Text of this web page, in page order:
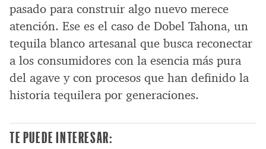
pasado para construir algo nuevo merece
atención. Ese es el caso de Dobel Tahona, un
tequila blanco artesanal que busca reconectar
a los consumidores con la esencia más pura
del agave y con procesos que han definido la
historia tequilera por generaciones.
TE PUEDE INTERESAR: